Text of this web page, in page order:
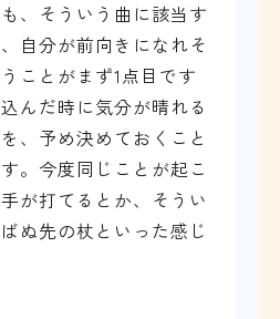
、そういう曲に該当す
自分が前向きになれそ
ことがまず1点目です
んだ時に気分が晴れる
、予め決めておくこと
。今度同じことが起こ
が打てるとか、そうい
ぬ先の杖といった感じ